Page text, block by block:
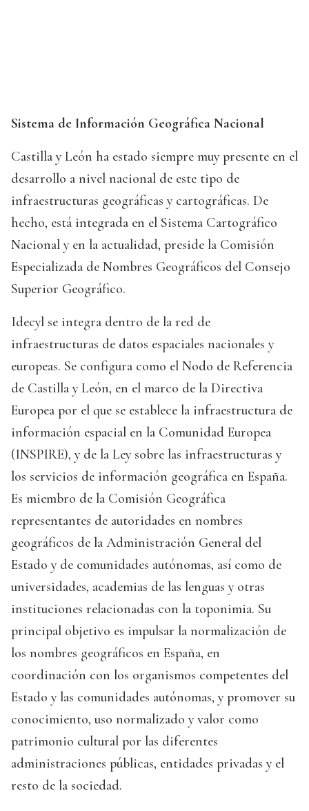
Sistema de Información Geográfica Nacional
Castilla y León ha estado siempre muy presente en el
desarrollo a nivel nacional de este tipo de
infraestructuras geográficas y cartográficas. De
hecho, está integrada en el Sistema Cartográfico
Nacional y en la actualidad, preside la Comisión
Especializada de Nombres Geográficos del Consejo
Superior Geográfico.
Idecyl se integra dentro de la red de
infraestructuras de datos espaciales nacionales y
europeas. Se configura como el Nodo de Referencia
de Castilla y León, en el marco de la Directiva
Europea por el que se establece la infraestructura de
información espacial en la Comunidad Europea
(INSPIRE), y de la Ley sobre las infraestructuras y
los servicios de información geográfica en España.
Es miembro de la Comisión Geográfica
representantes de autoridades en nombres
geográficos de la Administración General del
Estado y de comunidades autónomas, así como de
universidades, academias de las lenguas y otras
instituciones relacionadas con la toponimia. Su
principal objetivo es impulsar la normalización de
los nombres geográficos en España, en
coordinación con los organismos competentes del
Estado y las comunidades autónomas, y promover su
conocimiento, uso normalizado y valor como
patrimonio cultural por las diferentes
administraciones públicas, entidades privadas y el
resto de la sociedad.